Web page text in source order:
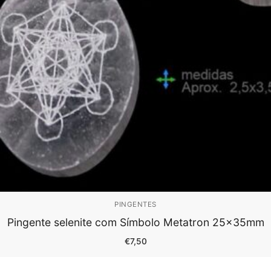
PINGENTES
Pingente selenite com Símbolo Metatron 25x35mm
€7,50